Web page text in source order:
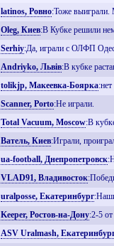
latinos, Ровно:Тоже выиграли.
Oleg, Киев:В Кубке решили
Serhiy:Да, играли с ОЛФП
Andriyko, Львiв:В кубке
tolikjp, Макеевка-Боярка:нет
Scanner, Porto:Не играли.
Total Vacuum, Moscow:В
Ватель, Киев:Играли,
ua-football, Днепропетровск
VLAD91, Владивосток
uralposse, Екатеринбург
Keeper, Ростов-на-Дону:2-5
ASV Uralmash,